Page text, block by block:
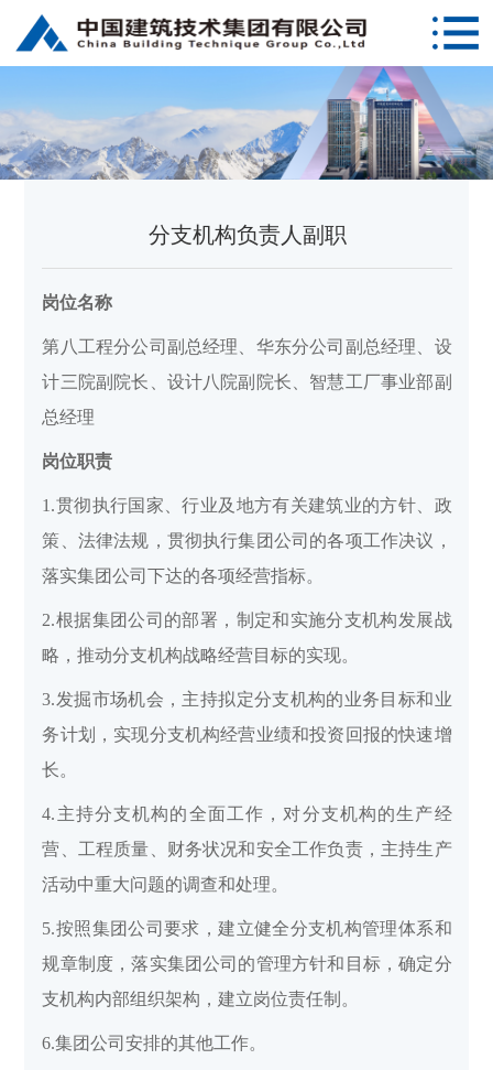
分支机构负责人副职
岗位名称
第八工程分公司副总经理、华东分公司副总经理、设
计三院副院长、设计八院副院长、智慧工厂事业部副
总经理
岗位职责
1.贯彻执行国家、行业及地方有关建筑业的方针、政
策、法律法规，贯彻执行集团公司的各项工作决议，
落实集团公司下达的各项经营指标。
2.根据集团公司的部署，制定和实施分支机构发展战
略，推动分支机构战略经营目标的实现。
3.发掘市场机会，主持拟定分支机构的业务目标和业
务计划，实现分支机构经营业绩和投资回报的快速增
长。
4.主持分支机构的全面工作，对分支机构的生产经
营、工程质量、财务状况和安全工作负责，主持生产
活动中重大问题的调查和处理。
5.按照集团公司要求，建立健全分支机构管理体系和
规章制度，落实集团公司的管理方针和目标，确定分
支机构内部组织架构，建立岗位责任制。
6.集团公司安排的其他工作。